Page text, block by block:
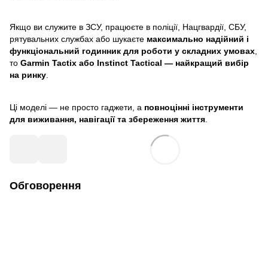
Якщо ви служите в ЗСУ, працюєте в поліції, Нацгвардії, СБУ,
рятувальних службах або шукаєте максимально надійний і
функціональний годинник для роботи у складних умовах,
то Garmin Tactix або Instinct Tactical — найкращий вибір
на ринку.
Ці моделі — не просто гаджети, а повноцінні інструменти
для виживання, навігації та збереження життя.
Обговорення